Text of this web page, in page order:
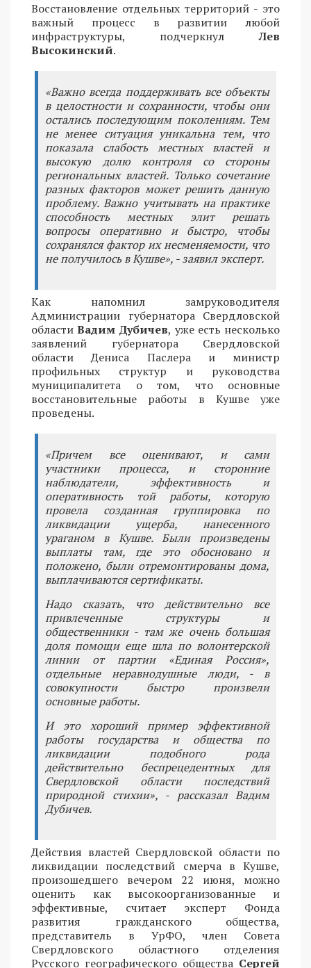
Восстановление отдельных территорий - это
важный процесс в развитии любой
инфраструктуры, подчеркнулЛев
Высокинский.
«Важно всегда поддерживать все объекты
в целостности и сохранности, чтобы они
остались последующим поколениям. Тем
не менее ситуация уникальна тем, что
показала слабость местных властей и
высокую долю контроля со стороны
региональных властей. Только сочетание
разных факторов может решить данную
проблему. Важно учитывать на практике
способность местных элит решать
вопросы оперативно и быстро, чтобы
сохранялся фактор их несменяемости, что
не получилось в Кушве», - заявил эксперт.
Как напомнил замруководителя
Администрации губернатора Свердловской
областиВадим Дубичев, уже есть несколько
заявлений губернатора Свердловской
области Дениса Паслера и министр
профильных структур и руководства
муниципалитета о том, что основные
восстановительные работы в Кушве уже
проведены.
«Причем все оценивают, и сами
участники процесса, и сторонние
наблюдатели, эффективность и
оперативность той работы, которую
провела созданная группировка по
ликвидации ущерба, нанесенного
ураганом в Кушве. Были произведены
выплаты там, где это обосновано и
положено, были отремонтированы дома,
выплачиваются сертификаты.
Надо сказать, что действительно все
привлеченные структуры и
общественники - там же очень большая
доля помощи еще шла по волонтерской
линии от партии «Единая Россия»,
отдельные неравнодушные люди, - в
совокупности быстро произвели
основные работы.
И это хороший пример эффективной
работы государства и общества по
ликвидации подобного рода
действительно беспрецедентных для
Свердловской области последствий
природной стихии», - рассказал Вадим
Дубичев.
Действия властей Свердловской области по
ликвидации последствий смерча в Кушве,
произошедшего вечером 22 июня, можно
оценить как высокоорганизованные и
эффективные, считает эксперт Фонда
развития гражданского общества,
представитель в УрФО, член Совета
Свердловского областного отделения
Русского географического общества Сергей